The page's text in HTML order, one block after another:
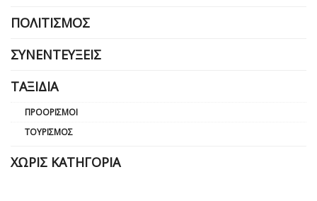
ΠΟΛΙΤΙΣΜΌΣ
ΣΥΝΕΝΤΕΎΞΕΙΣ
ΤΑΞΊΔΙΑ
ΠΡΟΟΡΙΣΜΟΊ
ΤΟΥΡΙΣΜΌΣ
ΧΩΡΊΣ ΚΑΤΗΓΟΡΊΑ